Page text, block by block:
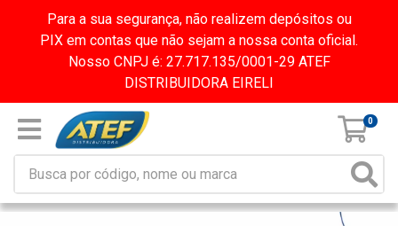
Para a sua segurança, não realizem depósitos ou
PIX em contas que não sejam a nossa conta oficial.
Nosso CNPJ é: 27.717.135/0001-29 ATEF
DISTRIBUIDORA EIRELI
0